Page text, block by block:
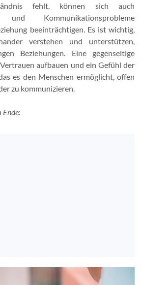
fehlt, können sich auch
und Kommunikationsprobleme
beeinträchtigen. Es ist wichtig,
verstehen und unterstützen,
Beziehungen. Eine gegenseitige
aufbauen und ein Gefühl der
es den Menschen ermöglicht, offen
zu kommunizieren.
Ende: